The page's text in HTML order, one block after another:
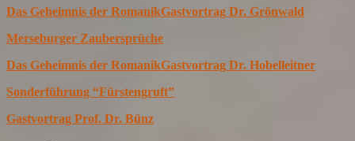
Das Geheimnis der RomanikGastvortrag Dr. Grönwald
Merseburger Zaubersprüche
Das Geheimnis der RomanikGastvortrag Dr. Hobelleitner
Sonderführung “Fürstengruft”
Gastvortrag Prof. Dr. Bünz